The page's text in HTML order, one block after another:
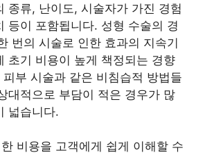
종류, 난이도, 시술자가 가진 경험
등이 포함됩니다. 성형 수술의 경
번의 시술로 인한 효과의 지속기
초기 비용이 높게 책정되는 경향
부 시술과 같은 비침습적 방법들
대적으로 부담이 적은 경우가 많
넓습니다.
비용을 고객에게 쉽게 이해할 수